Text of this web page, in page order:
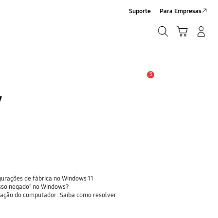
Suporte Para Empresas
3
de fábrica no Windows 11
negado” no Windows?
do computador: Saiba como resolver